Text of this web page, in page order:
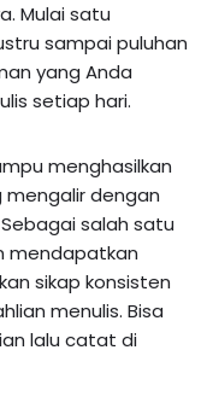
Mulai satu
sampai puluhan
yang Anda
setiap hari.
menghasilkan
mengalir dengan
salah satu
mendapatkan
sikap konsisten
menulis. Bisa
lalu catat di